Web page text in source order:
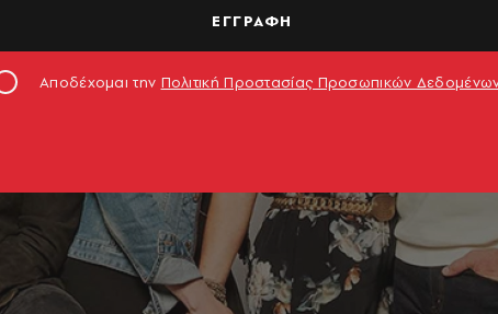
ΕΓΓΡΑΦΗ
Αποδέχομαι την Πολιτική Προστασίας Προσωπικών